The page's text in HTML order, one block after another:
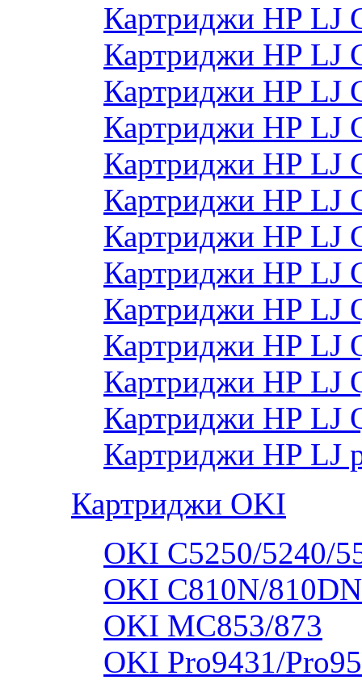
Картриджи HP LJ
Картриджи HP LJ
Картриджи HP LJ
Картриджи HP LJ
Картриджи HP LJ
Картриджи HP LJ
Картриджи HP LJ
Картриджи HP LJ
Картриджи HP LJ
Картриджи HP LJ
Картриджи HP LJ
Картриджи HP LJ
Картриджи HP LJ
Картриджи OKI
OKI C5250/5240/
OKI C810N/
OKI MC853/873
OKI Pro9431/